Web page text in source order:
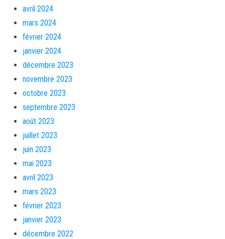
avril 2024
mars 2024
février 2024
janvier 2024
décembre 2023
novembre 2023
octobre 2023
septembre 2023
août 2023
juillet 2023
juin 2023
mai 2023
avril 2023
mars 2023
février 2023
janvier 2023
décembre 2022